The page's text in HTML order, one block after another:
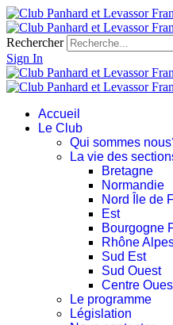
Rechercher
Sign In
Accueil
Le Club
Qui sommes
La vie des
Bretagne
Normandie
Nord Île de
Est
Bourgogne
Rhône
Sud Est
Sud Ouest
Centre
Le programme
Législation